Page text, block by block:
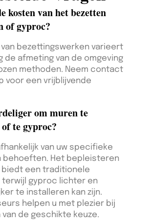
kosten van het bezetten
of gyproc?
bezettingswerken varieert
de afmeting van de omgeving
methoden. Neem contact
voor een vrijblijvende
om muren te
te gyproc?
van uw specifieke
behoeften. Het bepleisteren
biedt een traditionele
terwijl gyproc lichter en
te installeren kan zijn.
helpen u met plezier bij
van de geschikte keuze.